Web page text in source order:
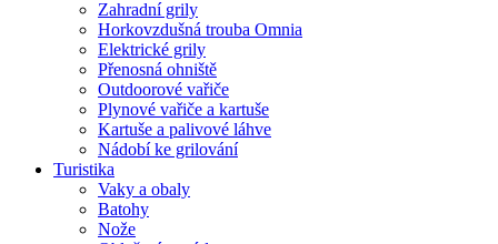
Zahradní grily
Horkovzdušná trouba Omnia
Elektrické grily
Přenosná ohniště
Outdoorové vařiče
Plynové vařiče a kartuše
Kartuše a palivové láhve
Nádobí ke grilování
Turistika
Vaky a obaly
Batohy
Nože